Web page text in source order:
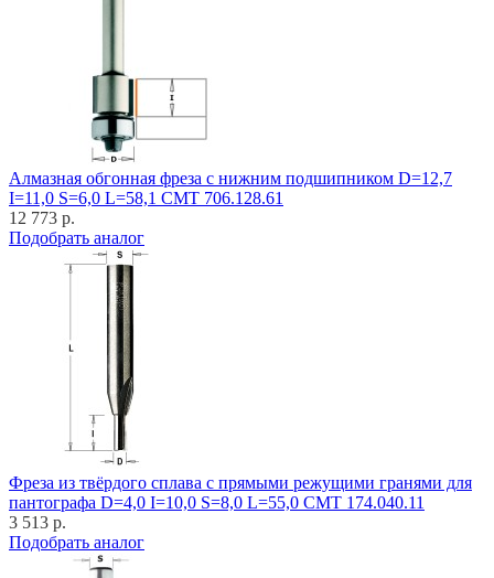
Алмазная обгонная фреза с нижним подшипником D=12,7
I=11,0 S=6,0 L=58,1 CMT 706.128.61
12 773 р.
Подобрать аналог
Фреза из твёрдого сплава с прямыми режущими гранями для
пантографа D=4,0 I=10,0 S=8,0 L=55,0 CMT 174.040.11
3 513 р.
Подобрать аналог